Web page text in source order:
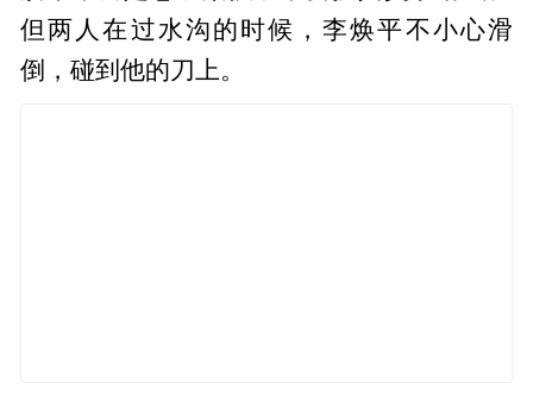
但两人在过水沟的时候，李焕平不小心滑
倒，碰到他的刀上。